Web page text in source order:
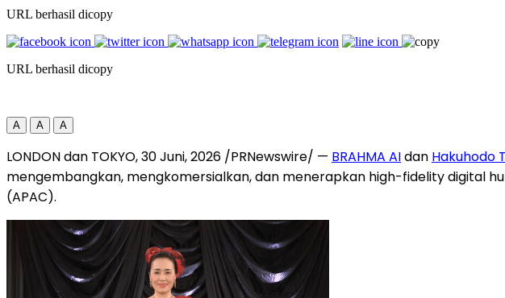
URL berhasil dicopy
URL berhasil dicopy
A A A
LONDON dan TOKYO,30 Juni, 2026 /PRNewswire/ — BRAHMA AIdan Hakuhodo
mengembangkan, mengkomersialkan, dan menerapkan high-fidelity digital
(APAC).